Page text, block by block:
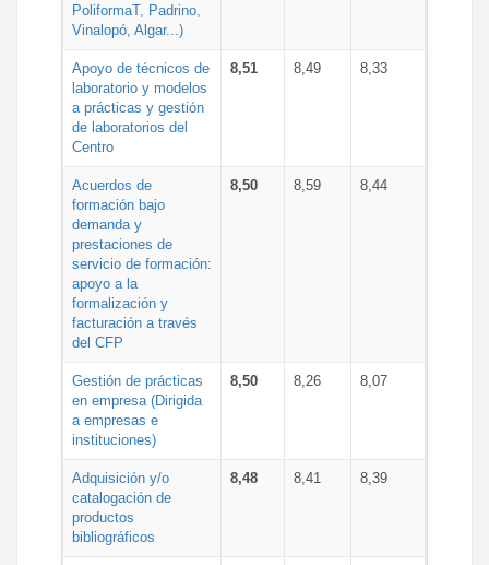
PoliformaT, Padrino,
Vinalopó, Algar...)
Apoyo de técnicos de
laboratorio y modelos
a prácticas y gestión
de laboratorios del
Centro
8,51 8,49 8,33
Acuerdos de
formación bajo
demanda y
prestaciones de
servicio de formación:
apoyo a la
formalización y
facturación a través
del CFP
8,50 8,59 8,44
Gestión de prácticas
en empresa (Dirigida
a empresas e
instituciones)
8,50 8,26 8,07
Adquisición y/o
catalogación de
productos
bibliográficos
8,48 8,41 8,39